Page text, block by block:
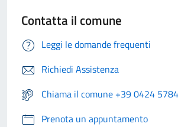
Contatta il comune
Leggi le domande frequenti
Richiedi Assistenza
Chiama il comune +39 0424
Prenota un appuntamento